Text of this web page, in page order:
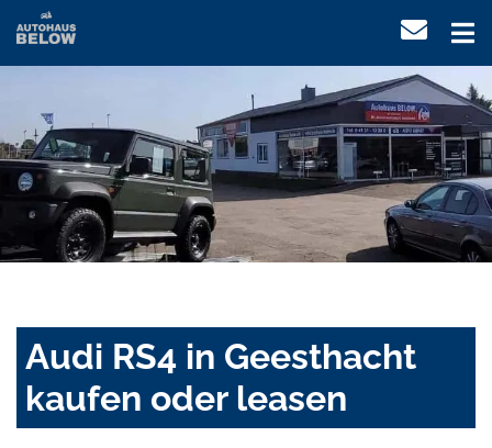
Audi RS4 in Geesthacht
kaufen oder leasen